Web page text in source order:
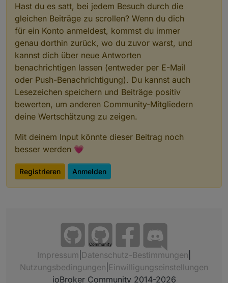
Hast du es satt, bei jedem Besuch durch die
gleichen Beiträge zu scrollen? Wenn du dich
für ein Konto anmeldest, kommst du immer
genau dorthin zurück, wo du zuvor warst, und
kannst dich über neue Antworten
benachrichtigen lassen (entweder per E-Mail
oder Push-Benachrichtigung). Du kannst auch
Lesezeichen speichern und Beiträge positiv
bewerten, um anderen Community-Mitgliedern
deine Wertschätzung zu zeigen.
Mit deinem Input könnte dieser Beitrag noch
besser werden 💗
Registrieren Anmelden
Community
Impressum Datenschutz-Bestimmungen
Nutzungsbedingungen Einwilligungseinstellungen
ioBroker Community 2014-2026